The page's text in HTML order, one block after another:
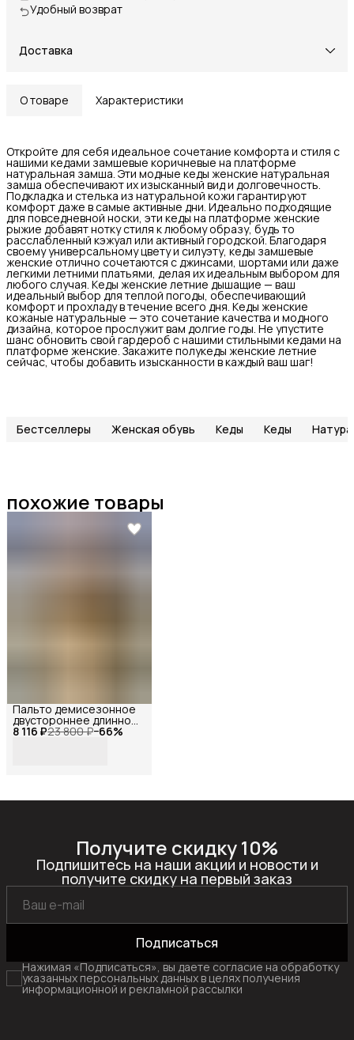
Удобный возврат
Доставка
О товаре Характеристики
Откройте для себя идеальное сочетание комфорта и стиля с
нашими кедами замшевые коричневые на платформе
натуральная замша. Эти модные кеды женские натуральная
замша обеспечивают их изысканный вид и долговечность.
Подкладка и стелька из натуральной кожи гарантируют
комфорт даже в самые активные дни. Идеально подходящие
для повседневной носки, эти кеды на платформе женские
рыжие добавят нотку стиля к любому образу, будь то
расслабленный кэжуал или активный городской. Благодаря
своему универсальному цвету и силуэту, кеды замшевые
женские отлично сочетаются с джинсами, шортами или даже
легкими летними платьями, делая их идеальным выбором для
любого случая. Кеды женские летние дышащие — ваш
идеальный выбор для теплой погоды, обеспечивающий
комфорт и прохладу в течение всего дня. Кеды женские
кожаные натуральные — это сочетание качества и модного
дизайна, которое прослужит вам долгие годы. Не упустите
шанс обновить свой гардероб с нашими стильными кедами на
платформе женские. Закажите полукеды женские летние
сейчас, чтобы добавить изысканности в каждый ваш шаг!
Бестселлеры Женская обувь Кеды Кеды
похожие товары
8 116 ₽23 800 ₽−66%
Пальто демисезонное
двустороннее длинное
оверсайз с мехом,
Получите скидку 10%
Подпишитесь на наши акции и новости и
получите скидку на первый заказ
Подписаться
Нажимая «Подписаться», вы даете согласие на обработку
указанных персональных данных в целях получения
информационной и рекламной рассылки